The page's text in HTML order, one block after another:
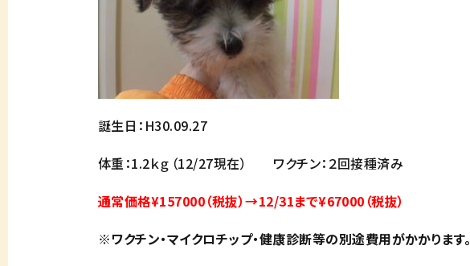
誕生日：H30.09.27
体重：1.2ｋｇ（12/27現在） ワクチン：２回接種済み
通常価格¥157000（税抜）→12/31まで¥67000（税抜）
※ワクチン・マイクロチップ・健康診断等の別途費用がかかります。